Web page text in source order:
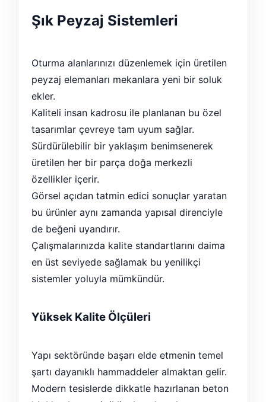
Şık Peyzaj Sistemleri
Oturma alanlarınızı düzenlemek için üretilen
peyzaj elemanları mekanlara yeni bir soluk
ekler.
Kaliteli insan kadrosu ile planlanan bu özel
tasarımlar çevreye tam uyum sağlar.
Sürdürülebilir bir yaklaşım benimsenerek
üretilen her bir parça doğa merkezli
özellikler içerir.
Görsel açıdan tatmin edici sonuçlar yaratan
bu ürünler aynı zamanda yapısal direnciyle
de beğeni uyandırır.
Çalışmalarınızda kalite standartlarını daima
en üst seviyede sağlamak bu yenilikçi
sistemler yoluyla mümkündür.
Yüksek Kalite Ölçüleri
Yapı sektöründe başarı elde etmenin temel
şartı dayanıklı hammaddeler almaktan gelir.
Modern tesislerde dikkatle hazırlanan beton